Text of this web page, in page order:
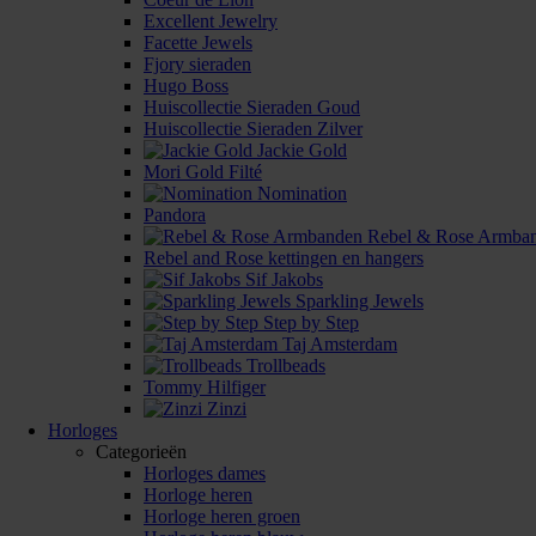
Excellent Jewelry
Facette Jewels
Fjory sieraden
Hugo Boss
Huiscollectie Sieraden Goud
Huiscollectie Sieraden Zilver
Jackie Gold
Mori Gold Filté
Nomination
Pandora
Rebel & Rose
Rebel and Rose kettingen en hangers
Sif Jakobs
Sparkling Jewels
Step by Step
Taj Amsterdam
Trollbeads
Tommy Hilfiger
Zinzi
Horloges
Categorieën
Horloges dames
Horloge heren
Horloge heren groen